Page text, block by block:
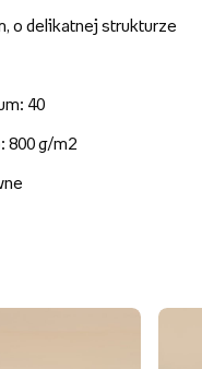
o delikatnej strukturze
40
800 g/m2